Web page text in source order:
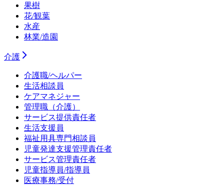
果樹
花/観葉
水産
林業/造園
介護
介護職/ヘルパー
生活相談員
ケアマネジャー
管理職（介護）
サービス提供責任者
生活支援員
福祉用具専門相談員
児童発達支援管理責任者
サービス管理責任者
児童指導員/指導員
医療事務/受付